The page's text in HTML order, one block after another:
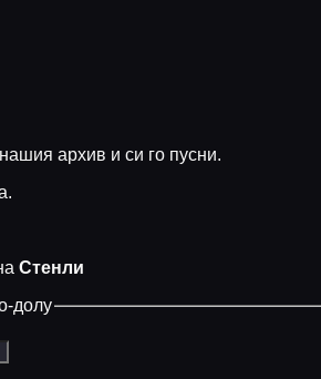
архив и си го пусни.
Стенли
долу